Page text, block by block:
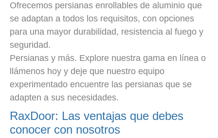
Ofrecemos persianas enrollables de aluminio que
se adaptan a todos los requisitos, con opciones
para una mayor durabilidad, resistencia al fuego y
seguridad.
Persianas y más. Explore nuestra gama en línea o
llámenos hoy y deje que nuestro equipo
experimentado encuentre las persianas que se
adapten a sus necesidades.
RaxDoor: Las ventajas que debes
conocer con nosotros